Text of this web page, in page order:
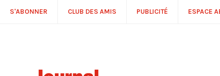
S'ABONNER CLUB DES AMIS PUBLICITÉ ESPACE